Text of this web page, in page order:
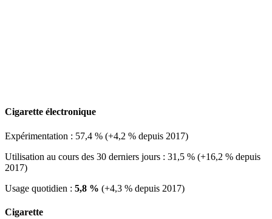
Cigarette électronique
Expérimentation : 57,4 % (+4,2 % depuis 2017)
Utilisation au cours des 30 derniers jours : 31,5 % (+16,2 % depuis
2017)
Usage quotidien : 5,8 % (+4,3 % depuis 2017)
Cigarette